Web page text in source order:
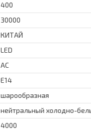
400
30000
КИТАЙ
LED
АС
E14
шарообразная
нейтральный холодно-
4000